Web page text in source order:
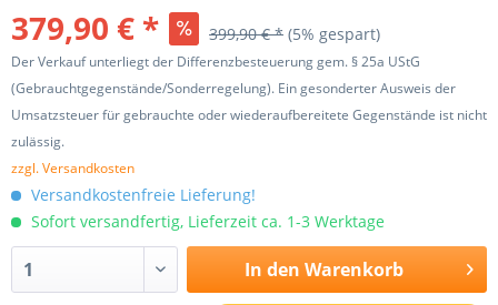
379,90 € * 399,90 € * (5% gespart)
Der Verkauf unterliegt der Differenzbesteuerung gem. § 25a UStG
(Gebrauchtgegenstände/Sonderregelung). Ein gesonderter Ausweis der
Umsatzsteuer für gebrauchte oder wiederaufbereitete Gegenstände ist nicht
zulässig.
zzgl. Versandkosten
Versandkostenfreie Lieferung!
Sofort versandfertig, Lieferzeit ca. 1-3 Werktage
In den Warenkorb